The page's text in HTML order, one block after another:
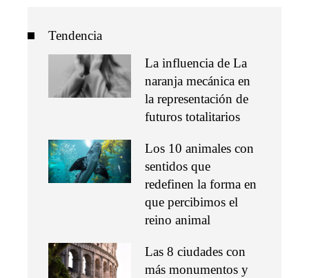
Tendencia
La influencia de La
naranja mecánica en
la representación de
futuros totalitarios
Los 10 animales con
sentidos que
redefinen la forma en
que percibimos el
reino animal
Las 8 ciudades con
más monumentos y